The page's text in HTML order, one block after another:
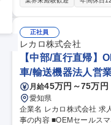
獲得計画の立案■事業全体のPL/BS理
任者 COO（場合により候
正社員
レカロ株式会社
【中部/直行直帰】
車/輸送機器法人営
月給45万円～75万円
愛知県
企業名 レカロ株式会社 求人名 【中部/直行直帰】OEMセールスマネージャー◆世界的シートメーカーRECARO 仕
事の内容 ■OEMセールス